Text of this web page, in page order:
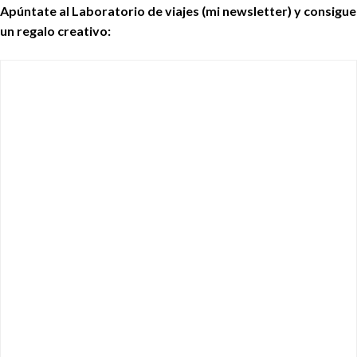
Apúntate al Laboratorio de viajes (mi newsletter) y consigue
un regalo creativo: